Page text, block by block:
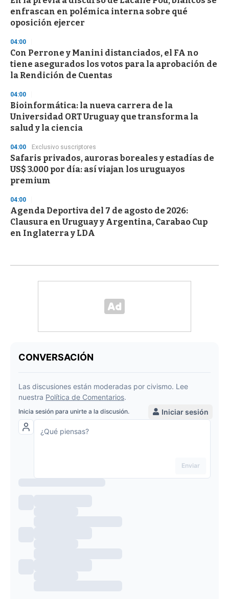
enfrascan en polémica interna sobre qué
oposición ejercer
04:00
Con Perrone y Manini distanciados, el FA no
tiene asegurados los votos para la aprobación de
la Rendición de Cuentas
04:00
Bioinformática: la nueva carrera de la
Universidad ORT Uruguay que transforma la
salud y la ciencia
04:00 Exclusivo suscriptores
Safaris privados, auroras boreales y estadías de
US$ 3.000 por día: así viajan los uruguayos
premium
04:00
Agenda Deportiva del 7 de agosto de 2026:
Clausura en Uruguay y Argentina, Carabao Cup
en Inglaterra y LDA